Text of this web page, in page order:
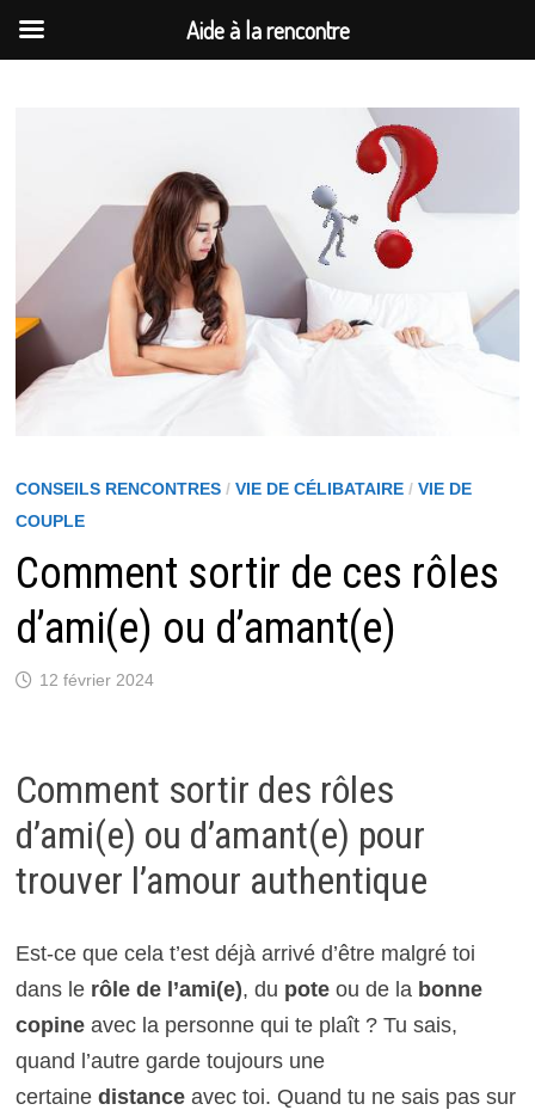
CONSEILS RENCONTRES/ VIE DE CÉLIBATAIRE/ VIE DE
COUPLE
Comment sortir de ces rôles
d’ami(e) ou d’amant(e)
12 février 2024
Comment sortir des rôles
d’ami(e) ou d’amant(e) pour
trouver l’amour authentique
Est-ce que cela t’est déjà arrivé d’être malgré toi
dans le rôle de l’ami(e), du poteou de la bonne
copineavec la personne qui te plaît ? Tu sais,
quand l’autre garde toujours une
certaine distanceavec toi. Quand tu ne sais pas sur
Aide à la rencontre